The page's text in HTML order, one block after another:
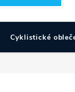
Cyklistické